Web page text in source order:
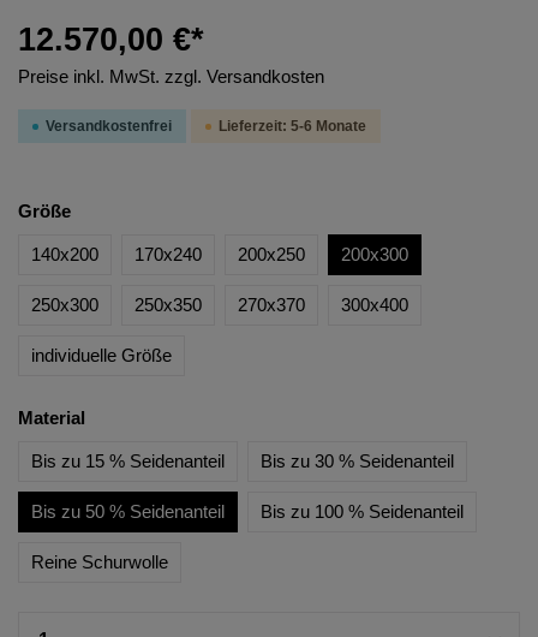
12.570,00 €*
Preise inkl. MwSt. zzgl. Versandkosten
Versandkostenfrei Lieferzeit: 5-6 Monate
Größe
140x200 170x240 200x250 200x300
250x300 250x350 270x370 300x400
individuelle Größe
Material
Bis zu 15 % Seidenanteil Bis zu 30 % Seidenanteil
Bis zu 50 % Seidenanteil Bis zu 100 % Seidenanteil
Reine Schurwolle